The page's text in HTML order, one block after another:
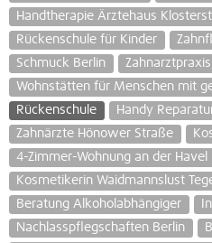
Handtherapie Ärztehaus
Rückenschule für Kinder
Schmuck Berlin
Wohnstätten für Menschen mit
Rückenschule
Handy
Zahnärzte Hönower Straße
4-Zimmer-Wohnung an der Havel
Kosmetikerin Waidmannslust
Beratung Alkoholabhängiger
Nachlasspflegschaften Berlin